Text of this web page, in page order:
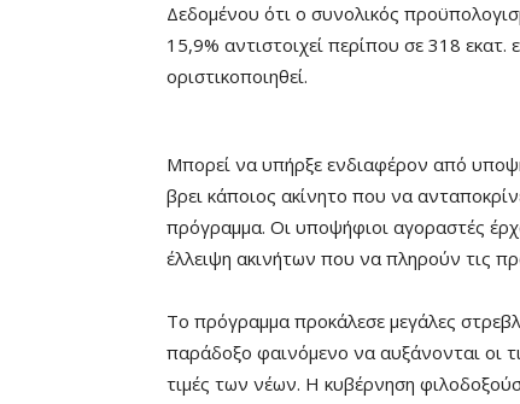
Δεδομένου ότι ο συνολικός
15,9% αντιστοιχεί περίπου σε 318
οριστικοποιηθεί.
Μπορεί να υπήρξε ενδιαφέρον από
βρει κάποιος ακίνητο που να
πρόγραμμα. Οι υποψήφιοι αγοραστές
έλλειψη ακινήτων που να πληρούν τις
Το πρόγραμμα προκάλεσε μεγάλες
παράδοξο φαινόμενο να αυξάνονται οι
τιμές των νέων. Η κυβέρνηση